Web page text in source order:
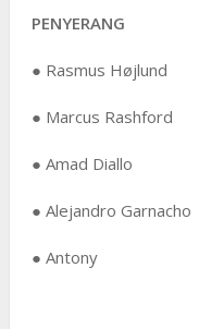
PENYERANG
● Rasmus Højlund
● Marcus Rashford
● Amad Diallo
● Alejandro Garnacho
● Antony